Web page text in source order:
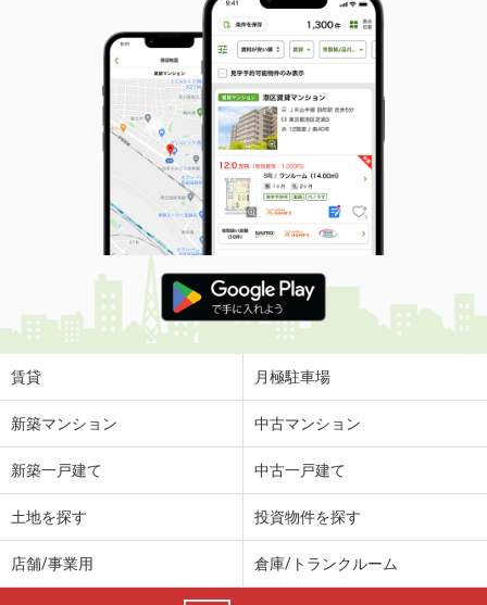
賃貸 月極駐車場
新築マンション 中古マンション
新築一戸建て 中古一戸建て
土地を探す 投資物件を探す
店舗/事業用 倉庫/トランクルーム